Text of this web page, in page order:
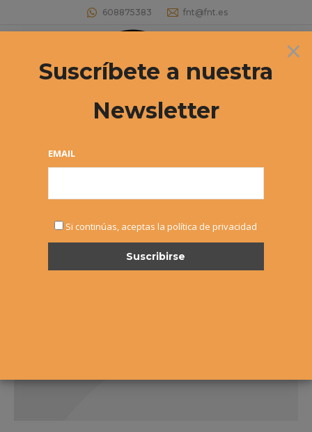
608875383 fnt@fnt.es
Buscar:
Campeonato Navarro Junior por
×
Suscríbete a nuestra
Newsletter
EMAIL
Si continúas, aceptas la política de privacidad